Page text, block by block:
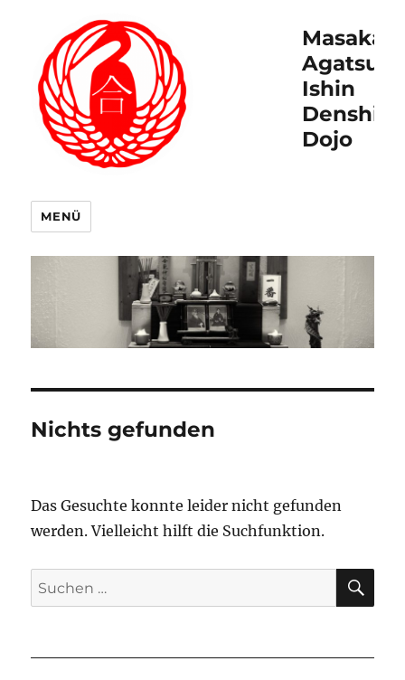
Agatsu
Ishin
Denshin
Dojo
MENÜ
Nichts gefunden
Das Gesuchte konnte leider nicht gefunden
werden. Vielleicht hilft die Suchfunktion.
Suchen
nach: